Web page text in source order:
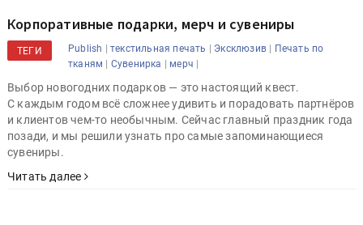
Корпоративные подарки, мерч и сувениры
ТЕГИ Publish |текстильная печать | Эксклюзив | Печать по
тканям | Сувенирка | мерч |
Выбор новогодних подарков — это настоящий квест.
С каждым годом всё сложнее удивить и порадовать партнёров
и клиентов чем-то необычным. Сейчас главный праздник года
позади, и мы решили узнать про самые запоминающиеся
сувениры.
Читать далее